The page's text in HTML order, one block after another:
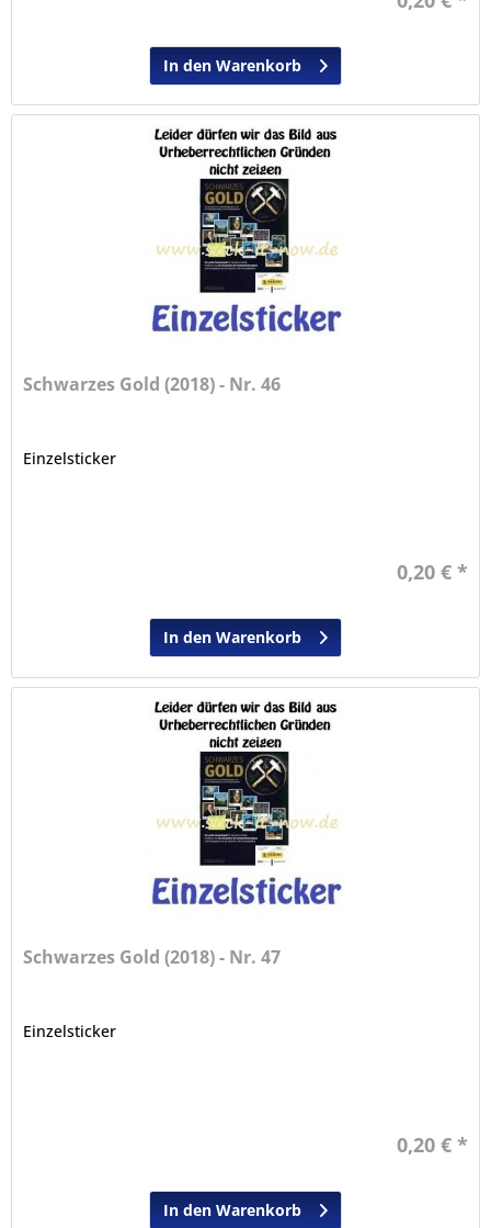
In den Warenkorb
Schwarzes Gold (2018) - Nr. 46
Einzelsticker
0,20 € *
In den Warenkorb
Schwarzes Gold (2018) - Nr. 47
Einzelsticker
0,20 € *
In den Warenkorb